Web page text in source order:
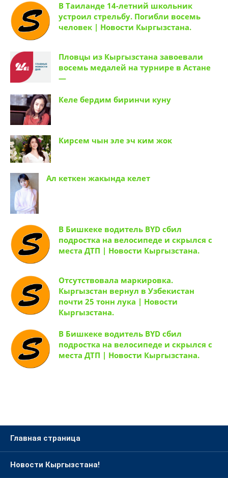
В Таиланде 14-летний школьник
устроил стрельбу. Погибли восемь
человек | Новости Кыргызстана.
Пловцы из Кыргызстана завоевали
восемь медалей на турнире в Астане
—
Келе бердим биринчи куну
Кирсем чын эле эч ким жок
Ал кеткен жакында келет
В Бишкеке водитель BYD сбил
подростка на велосипеде и скрылся с
места ДТП | Новости Кыргызстана.
Отсутствовала маркировка.
Кыргызстан вернул в Узбекистан
почти 25 тонн лука | Новости
Кыргызстана.
В Бишкеке водитель BYD сбил
подростка на велосипеде и скрылся с
места ДТП | Новости Кыргызстана.
Главная страница
Новости Кыргызстана!